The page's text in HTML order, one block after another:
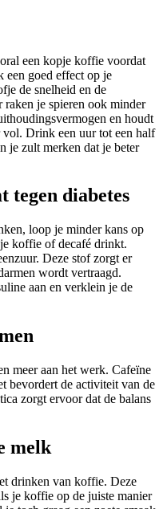
een kopje koffie voordat
een goed effect op je
de snelheid en de
raken je spieren ook minder
en houdt
Drink een uur tot een half
je zult merken dat je beter
tegen diabetes
loop je minder kans op
koffie of decafé drinkt.
Deze stof zorgt er
wordt vertraagd.
aan en verklein je de
meer aan het werk. Cafeïne
bevordert de activiteit van de
zorgt ervoor dat de balans
melk
drinken van koffie. Deze
je koffie op de juiste manier